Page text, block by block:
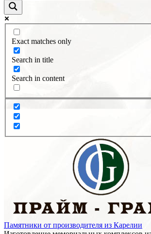
Exact matches only
Search in title
Search in content
Памятники от производителя из Карелии